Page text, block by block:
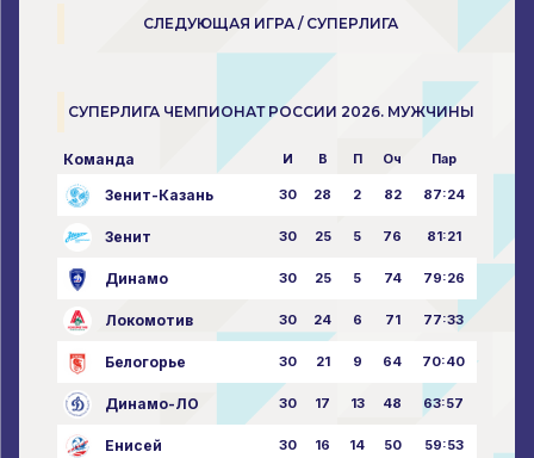
СЛЕДУЮЩАЯ ИГРА / СУПЕРЛИГА
СУПЕРЛИГА ЧЕМПИОНАТ РОССИИ 2026. МУЖЧИНЫ
Команда И В П Оч Пар
Зенит-Казань 30 28 2 82 87:24
Зенит 30 25 5 76 81:21
Динамо 30 25 5 74 79:26
Локомотив 30 24 6 71 77:33
Белогорье 30 21 9 64 70:40
Динамо-ЛО 30 17 13 48 63:57
Енисей 30 16 14 50 59:53